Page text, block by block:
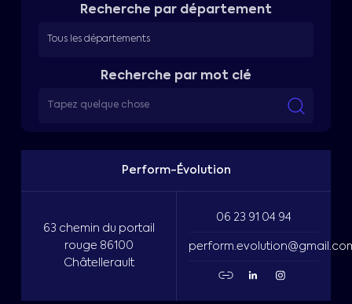
Recherche par département
Recherche par mot clé
Perform-Évolution
63 chemin du portail
rouge 86100
Châtellerault
06 23 91 04 94